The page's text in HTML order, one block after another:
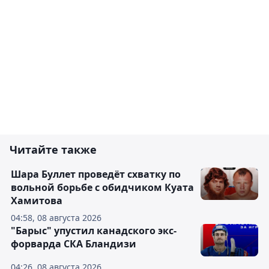
Читайте также
04:58, 08 августа 2026
Шара Буллет проведёт схватку по
вольной борьбе с обидчиком Куата
Хамитова
"Барыс" упустил канадского экс-
форварда СКА Бландизи